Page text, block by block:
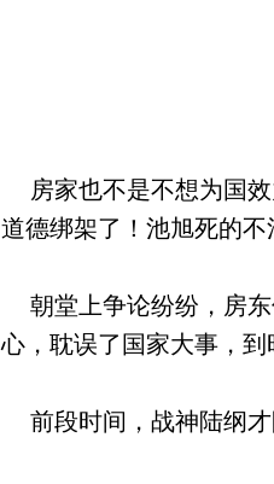
房家也不是不想为国效
道德绑架了！池旭死的
朝堂上争论纷纷，房东
心，耽误了国家大事，到
前段时间，战神陆纲才